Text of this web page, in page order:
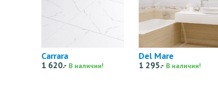
Carrara
1 620.- В наличии!
Del Mare
1 295.- В наличии!